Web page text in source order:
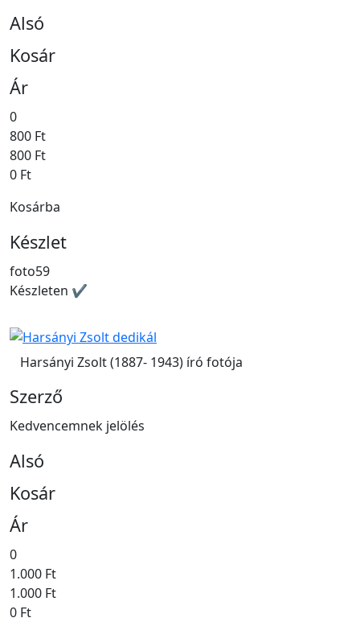
Alsó
Kosár
Ár
0
800 Ft
800 Ft
0 Ft
Kosárba
Készlet
foto59
Készleten ✔
Harsányi Zsolt (1887- 1943) író fotója
Szerző
Kedvencemnek jelölés
Alsó
Kosár
Ár
0
1.000 Ft
1.000 Ft
0 Ft